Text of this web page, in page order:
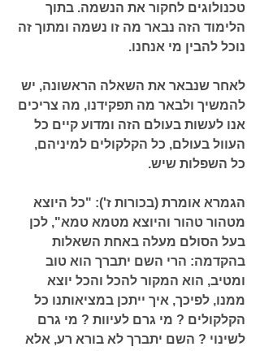
טכנולוגים לחקור את הנשמה. בתוך
הלימוד הזה נבאר מה זו נשמה ומתוך זה
נוכל להבין מי אנחנו.
לאחר שנבאר את השאלה הראשונה, יש
להמשיך ולבאר מה תפקידנו, מה צריכים
אנו לעשות בעולם הזה ומדוע קיים כל
העוול בעולם, כל הקלקולים למיניהם,
כל השפלות שיש.
הגמרא אומרת (בכורות ז'): "כל היוצא
מטהור טהור והיוצא מטמא טמא", לכן
בעל הסולם מעלה באחת השאלות
בהקדמה: הרי השם יתברך הוא טוב
ומטיב, הוא המקור להכל והכל יוצא
ממנו, לפיכך, איך ייתכן במציאותנו כל
הקלקולים ? מי גרם לעיוות ? מי גרם
לשינוי ? השם יתברך לא בורא רע, אלא